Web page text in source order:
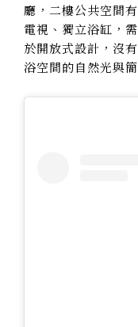
廳，二樓公共空間
電視、獨立浴缸，需
於開放式設計，沒
浴空間的自然光與